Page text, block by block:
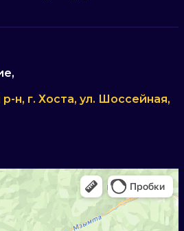
н, г. Хоста, ул. Шоссейная,